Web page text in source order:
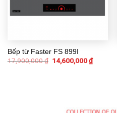
Bếp từ Faster FS 899I
17,900,000₫ 14,600,000₫